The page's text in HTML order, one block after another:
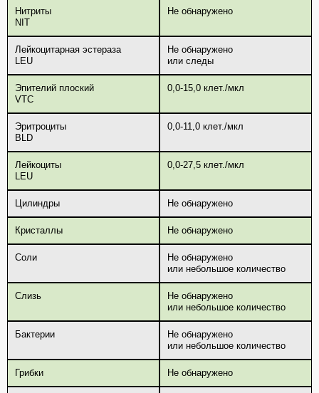
Нитриты
NIT
Не обнаружено
Лейкоцитарная эстераза
LEU
Не обнаружено
или следы
Эпителий плоский
VTC
0,0-15,0 клет./мкл
Эритроциты
BLD
0,0-11,0 клет./мкл
Лейкоциты
LEU
0,0-27,5 клет./мкл
Цилиндры Не обнаружено
Кристаллы Не обнаружено
Соли
Не обнаружено
или небольшое количество
Слизь
Не обнаружено
или небольшое количество
Бактерии
Не обнаружено
или небольшое количество
Грибки Не обнаружено